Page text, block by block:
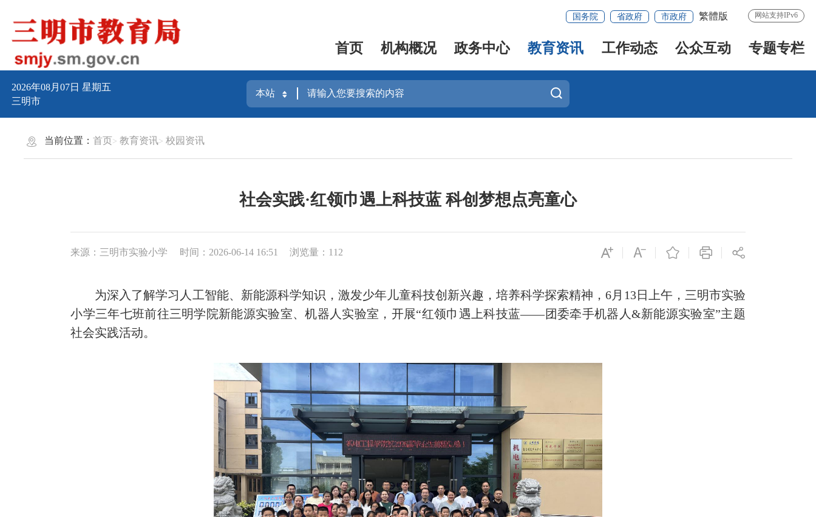
国务院 省政府 市政府 繁體版 网站支持IPv6
首页 机构概况 政务中心 教育资讯 工作动态 公众互动 专题专栏
2026年08月07日星期五
三明市
当前位置：首页 教育资讯 校园资讯
社会实践·红领巾遇上科技蓝 科创梦想点亮童心
来源：三明市实验小学 时间：2026-06-14 16:51 浏览量：112
为深入了解学习人工智能、新能源科学知识，激发少年儿童科技创新兴趣，培养科学探索精神，6月13日上午，三明市实验
小学三年七班前往三明学院新能源实验室、机器人实验室，开展“红领巾遇上科技蓝——团委牵手机器人&新能源实验室”主题
社会实践活动。